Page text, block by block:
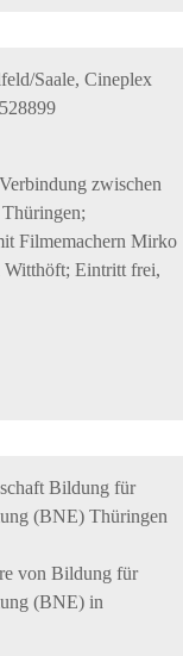
Saale, Cineplex
zwischen
Filmemachern Mirko
Witthöft; Eintritt frei,
Bildung für
(BNE) Thüringen
von Bildung für
(BNE) in